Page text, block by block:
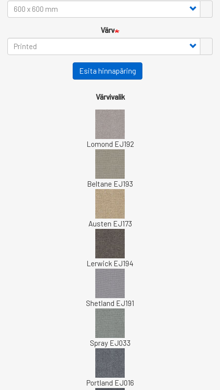
Värv
Esita hinnapäring
Värvivalik
Lomond EJ192
Beltane EJ193
Austen EJ173
Lerwick EJ194
Shetland EJ191
Spray EJ033
Portland EJ016